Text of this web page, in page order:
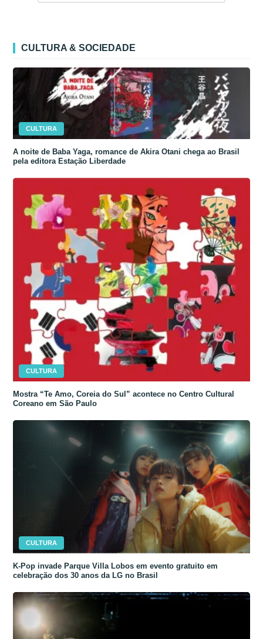
CULTURA & SOCIEDADE
CULTURA
A noite de Baba Yaga, romance de Akira Otani chega ao Brasil
pela editora Estação Liberdade
CULTURA
Mostra “Te Amo, Coreia do Sul” acontece no Centro Cultural
Coreano em São Paulo
CULTURA
K-Pop invade Parque Villa Lobos em evento gratuito em
celebração dos 30 anos da LG no Brasil